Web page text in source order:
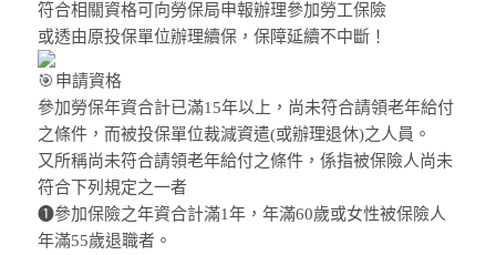
符合相關資格可向勞保局申報辦理參加勞工保險
或透由原投保單位辦理續保，保障延續不中斷！
申請資格
參加勞保年資合計已滿15年以上，尚未符合請領老年給付
之條件，而被投保單位裁減資遣(或辦理退休)之人員。
又所稱尚未符合請領老年給付之條件，係指被保險人尚未
符合下列規定之一者
➊參加保險之年資合計滿1年，年滿60歲或女性被保險人
年滿55歲退職者。